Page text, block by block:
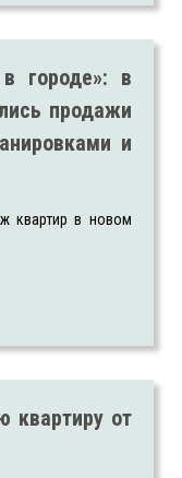
городе»: в
продажи
и
квартир в новом
квартиру от